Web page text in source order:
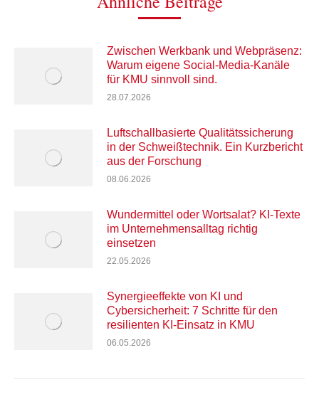
Zwischen Werkbank und Webpräsenz:
Warum eigene Social-Media-Kanäle
für KMU sinnvoll sind.
28.07.2026
Luftschallbasierte Qualitätssicherung
in der Schweißtechnik. Ein Kurzbericht
aus der Forschung
08.06.2026
Wundermittel oder Wortsalat? KI-Texte
im Unternehmensalltag richtig
einsetzen
22.05.2026
Synergieeffekte von KI und
Cybersicherheit: 7 Schritte für den
resilienten KI-Einsatz in KMU
06.05.2026